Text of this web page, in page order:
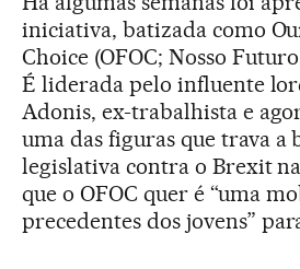
iniciativa, batizada como
Choice (OFOC; Nosso
É liderada pelo influente
Adonis, ex-trabalhista e
uma das figuras que trava a
legislativa contra o Brexit
que o OFOC quer é “uma
precedentes dos jovens”